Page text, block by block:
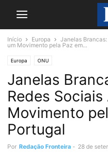
Início Europa
Janelas
um Movimento pela Paz em...
Europa ONU
Janelas
Redes
Movimento
Portugal
Por Redação Fronteira - 28 de